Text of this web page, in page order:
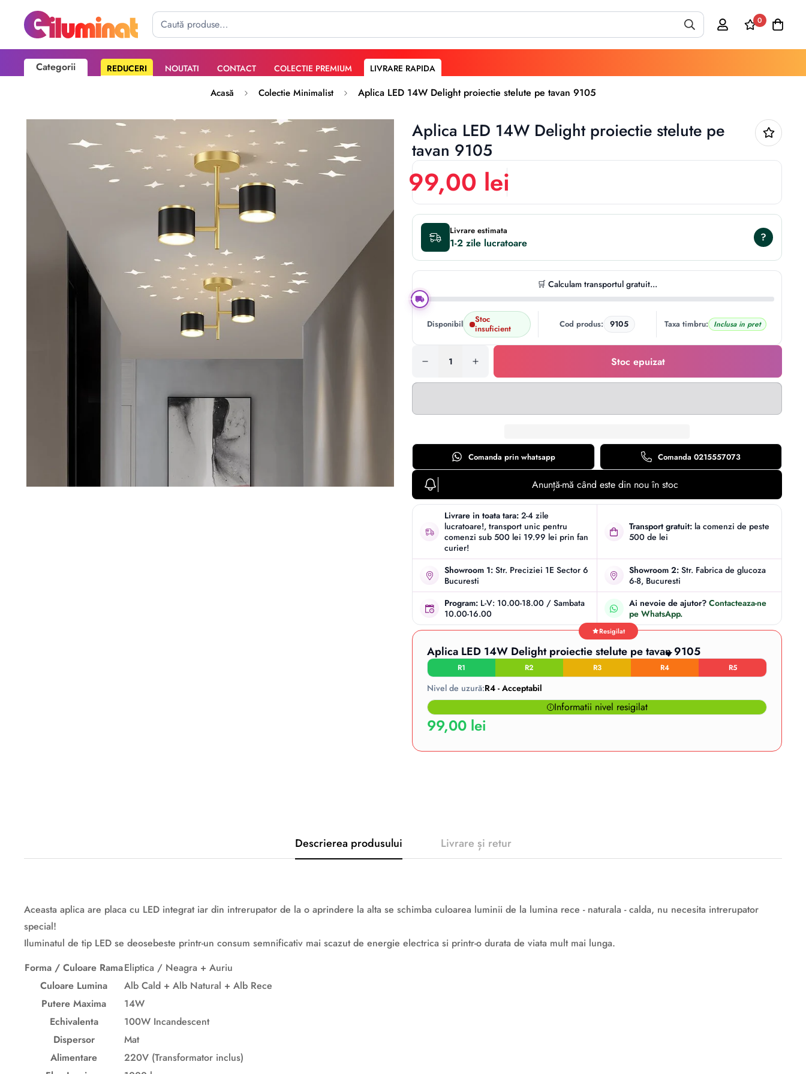
0
Categorii REDUCERI NOUTATI CONTACT COLECTIE PREMIUM LIVRARE RAPIDA
Acasă Colectie Minimalist Aplica LED 14W Delight proiectie stelute pe tavan 9105
Aplica LED 14W Delight proiectie stelute pe
tavan 9105
99,00 lei
Livrare estimata
1-2 zile ?
🛒 Calculam transportul gratuit...
Disponibil:
Stoc
insuficient
Cod produs: 9105 Taxa timbru: Inclusa in pret
Stoc epuizat
Comanda prin whatsapp Comanda 0215557073
Anunță-mă când este din nou în stoc
Livrare in toata tara: 2-4 zile
lucratoare!, transport unic pentru
comenzi sub 500 lei 19.99 lei prin fan
curier!
Transport gratuit: la comenzi de peste
500 de lei
Showroom 1: Str. Preciziei 1E Sector 6
Bucuresti
Showroom 2: Str. Fabrica de glucoza
6-8, Bucuresti
Program: L-V: 10.00-18.00 / Sambata
10.00-16.00
Ai nevoie de ajutor? Contacteaza-ne
pe WhatsApp.
Resigilat
Aplica LED 14W Delight proiectie stelute pe tavan 9105
R1 R2 R3 R4 R5
Nivel de uzură:R4 - Acceptabil
Informatii nivel resigilat
99,00 lei
Descrierea produsului Livrare și retur
Aceasta aplica are placa cu LED integrat iar din intrerupator de la o aprindere la alta se schimba culoarea luminii de la lumina rece - naturala - calda, nu necesita intrerupator
special!
Iluminatul de tip LED se deosebeste printr-un consum semnificativ mai scazut de energie electrica si printr-o durata de viata mult mai lunga.
Forma / Culoare RamaEliptica / Neagra + Auriu
Culoare Lumina
Alb Cald + Alb Natural + Alb Rece
Putere Maxima
14W
Echivalenta
100W Incandescent
Dispersor
Mat
Alimentare
220V (Transformator inclus)